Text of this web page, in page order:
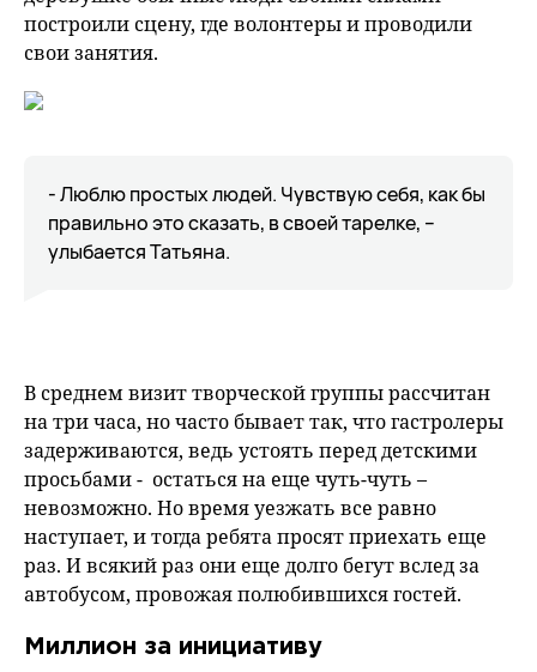
построили сцену, где волонтеры и проводили
свои занятия.
- Люблю простых людей. Чувствую себя, как бы
правильно это сказать, в своей тарелке, –
улыбается Татьяна.
В среднем визит творческой группы рассчитан
на три часа, но часто бывает так, что гастролеры
задерживаются, ведь устоять перед детскими
просьбами - остаться на еще чуть-чуть –
невозможно. Но время уезжать все равно
наступает, и тогда ребята просят приехать еще
раз. И всякий раз они еще долго бегут вслед за
автобусом, провожая полюбившихся гостей.
Миллион за инициативу